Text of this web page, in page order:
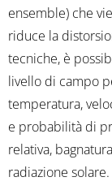
ensemble) che
riduce la
tecniche, è
livello di campo
temperatura,
e probabilità di
relativa,
radiazione solare.